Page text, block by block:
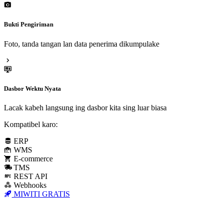
Bukti Pengiriman
Foto, tanda tangan lan data penerima dikumpulake
Dasbor Wektu Nyata
Lacak kabeh langsung ing dasbor kita sing luar biasa
Kompatibel karo:
ERP
WMS
E-commerce
TMS
REST API
Webhooks
MIWITI GRATIS